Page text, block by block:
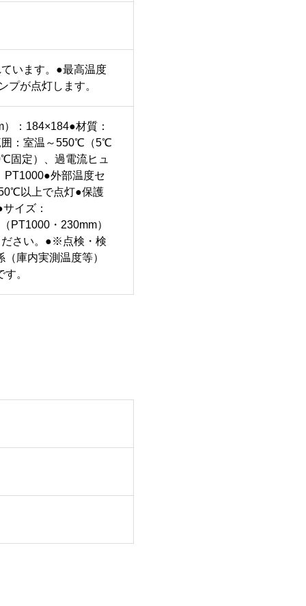
います。●最高温度
が点灯します。
：184×184●材質：
囲：室温～550℃（5℃
固定）、過電流ヒュ
外部温度セ
以上で点灯●保護
イズ：
PT1000・230mm）
さい。●※点検・検
庫内実測温度等）
。